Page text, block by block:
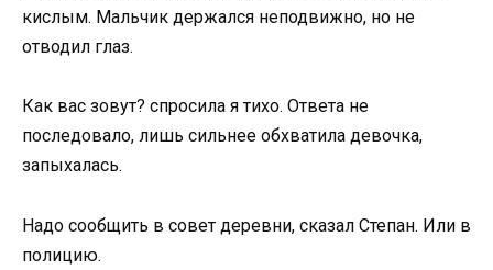
кислым. Мальчик держался неподвижно, но не
отводил глаз.
Как вас зовут? спросила я тихо. Ответа не
последовало, лишь сильнее обхватила девочка,
запыхалась.
Надо сообщить в совет деревни, сказал Степан. Или в
полицию.